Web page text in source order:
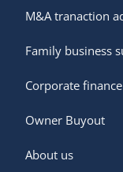
M&A tranaction
Family business
Corporate
Owner Buyout
About us